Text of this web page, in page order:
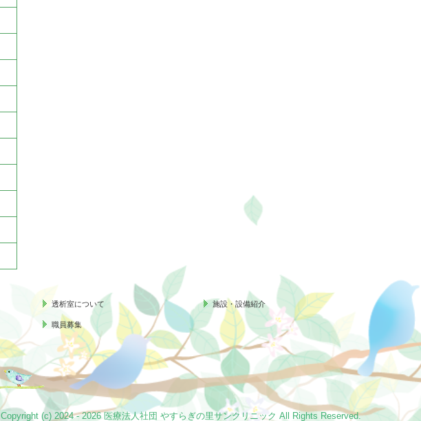
透析室について 施設・設備紹介
職員募集
Copyright (c) 2024 - 2026 医療法人社団 やすらぎの里サンクリニック All Rights Reserved.